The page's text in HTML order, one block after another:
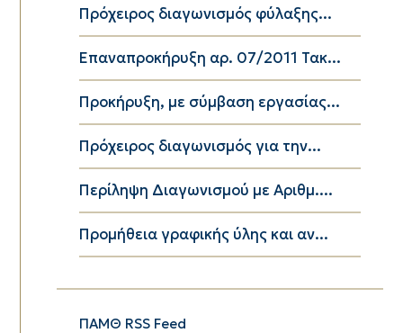
Πρόχειρος διαγωνισμός φύλαξης...
Επαναπροκήρυξη αρ. 07/2011 Τακ...
Προκήρυξη, με σύμβαση εργασίας...
Πρόχειρος διαγωνισμός για την...
Περίληψη Διαγωνισμού με Αριθμ....
Προμήθεια γραφικής ύλης και αν...
ΠΑΜΘ RSS Feed